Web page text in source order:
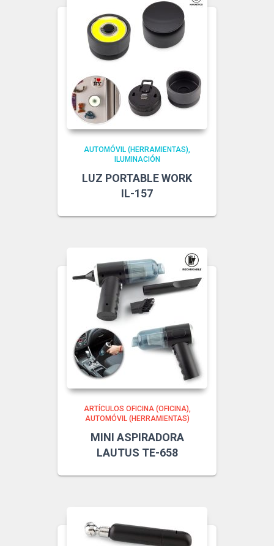
AUTOMÓVIL (HERRAMIENTAS)
ILUMINACIÓN
LUZ PORTABLE WORK
IL-157
ARTÍCULOS OFICINA (OFICINA)
AUTOMÓVIL (HERRAMIENTAS)
MINI ASPIRADORA
LAUTUS TE-658